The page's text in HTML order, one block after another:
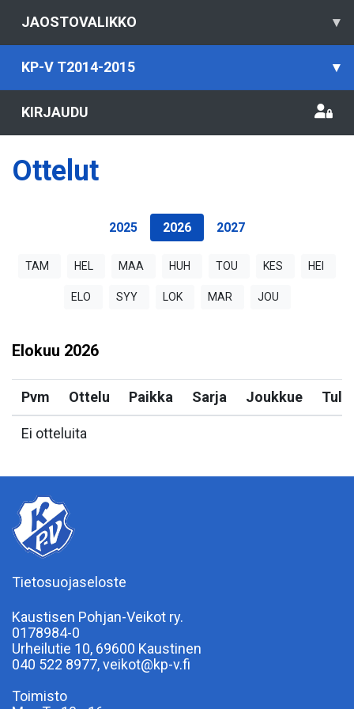
JAOSTOVALIKKO ▾
KP-V T2014-2015 ▾
KIRJAUDU
Ottelut
2025 2026 2027
TAM HEL MAA HUH TOU KES HEI
ELO SYY LOK MAR JOU
Elokuu 2026
Pvm Ottelu Paikka Sarja Joukkue
Ei otteluita
Tietosuojaseloste
Kaustisen Pohjan-Veikot ry.
0178984-0
Urheilutie 10, 69600 Kaustinen
040 522 8977, veikot@kp-v.fi
Toimisto